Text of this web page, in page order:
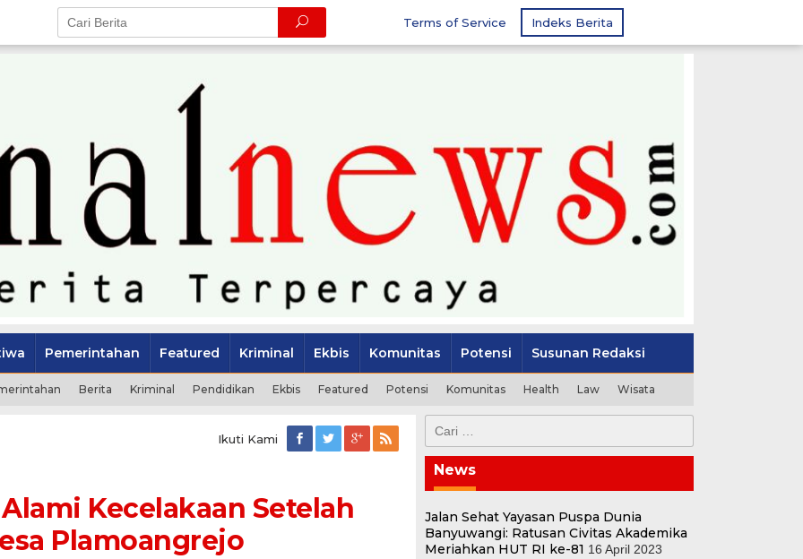
Terms of Service Indeks Berita
Pemerintahan Featured Kriminal Ekbis Komunitas Potensi Susunan Redaksi
Berita Kriminal Pendidikan Ekbis Featured Potensi Komunitas Health Law Wisata
Ikuti Kami
Kecelakaan Setelah
Plamoangrejo
untuk:
News
Jalan Sehat Yayasan Puspa Dunia
Banyuwangi: Ratusan Civitas Akademika
Meriahkan HUT RI ke-81 16 April 2023